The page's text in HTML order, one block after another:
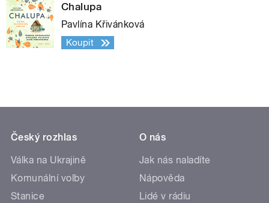
Chalupa
Pavlína Křivánková
Koupit
Český rozhlas
Válka na Ukrajině
Komunální volby
Stanice
O nás
Jak nás naladíte
Nápověda
Lidé v rádiu